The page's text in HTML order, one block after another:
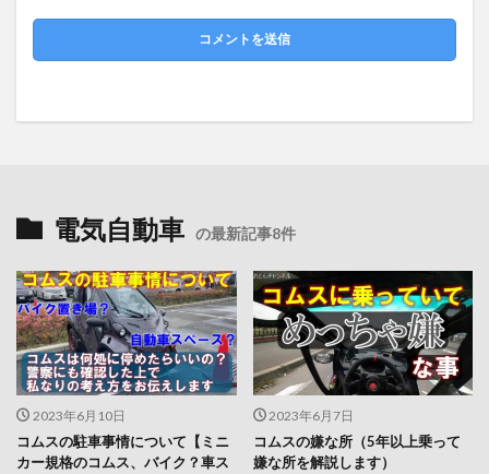
電気自動車 の最新記事8件
2023年6月10日
コムスの駐車事情について【ミニ
カー規格のコムス、バイク？車ス
2023年6月7日
コムスの嫌な所（5年以上乗って
嫌な所を解説します）